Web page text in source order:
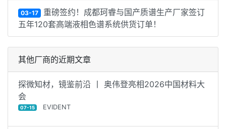
03-17 重磅签约！成都珂睿与国产质谱生产厂家签订
五年120套高端液相色谱系统供货订单！
其他厂商的近期文章
探微知材，镜鉴前沿 丨 奥伟登亮相2026中国材料大
会
07-15 EVIDENT